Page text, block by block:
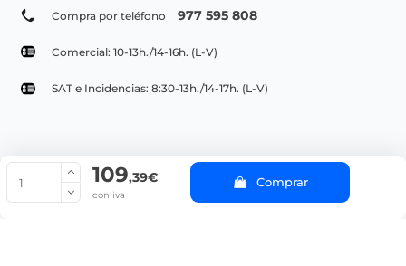
109,39€
con iva
Comprar
Compra por teléfono 977 595 808
Comercial: 10-13h./14-16h. (L-V)
SAT e Incidencias: 8:30-13h./14-17h. (L-V)
© Copyright 2022 PepeBar.com |
Aviso legal y
Condiciones generales de compra |